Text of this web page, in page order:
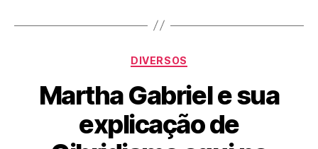
Categorias
DIVERSOS
Martha Gabriel e sua
explicação de